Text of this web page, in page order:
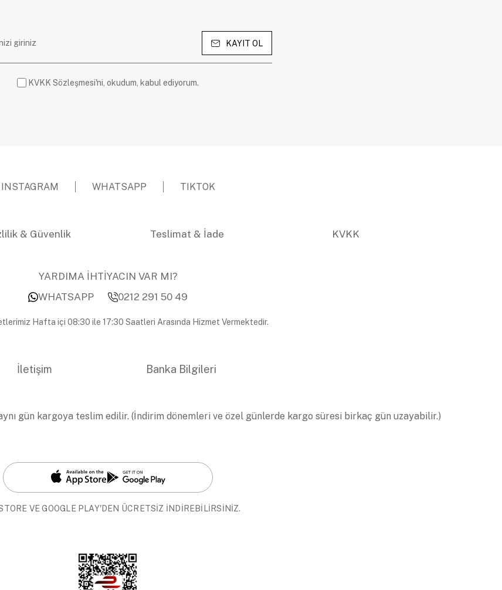
KAYIT OL
KVKK Sözleşmesi'ni, okudum, kabul ediyorum.
INSTAGRAM WHATSAPP TIKTOK
& Güvenlik Teslimat & İade KVKK
YARDIMA İHTİYACIN VAR MI?
WHATSAPP
0212 291 50 49
Hafta içi 08:30 ile 17:30 Saatleri Arasında Hizmet Vermektedir.
İletişim Banka Bilgileri
gün kargoya teslim edilir. (İndirim dönemleri ve özel günlerde kargo süresi birkaç gün uzayabilir.)
VE GOOGLE PLAY'DEN ÜCRETSİZ İNDİREBİLİRSİNİZ.